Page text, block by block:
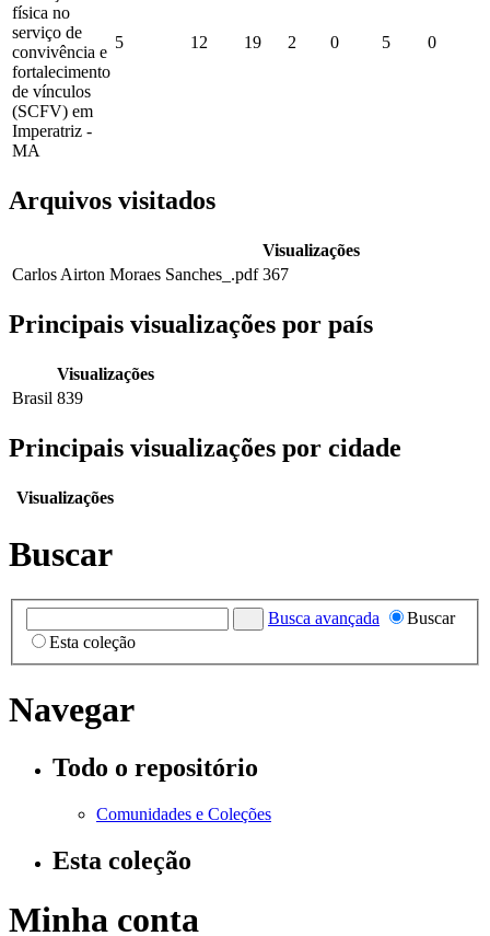
física no
serviço de
convivência e
fortalecimento
de vínculos
(SCFV) em
Imperatriz -
MA
5 12 19 2 0 5 0
Arquivos visitados
Visualizações
Carlos Airton Moraes Sanches_.pdf 367
Principais visualizações por país
Visualizações
Brasil 839
Principais visualizações por cidade
Visualizações
Buscar
Busca avançada
Buscar
Esta coleção
Navegar
Todo o repositório
Comunidades e Coleções
Esta coleção
Minha conta